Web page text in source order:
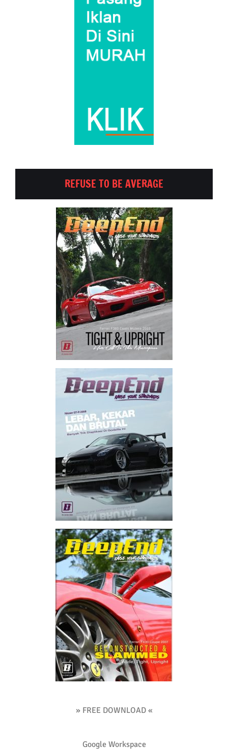
REFUSE TO BE AVERAGE
» FREE DOWNLOAD «
Google Workspace